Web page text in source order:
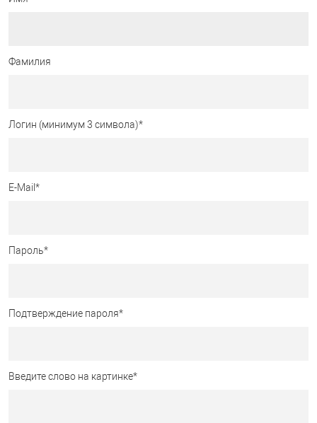
Фамилия
Логин (минимум 3 символа)*
E-Mail *
Пароль*
Подтверждение пароля*
Введите слово на картинке*